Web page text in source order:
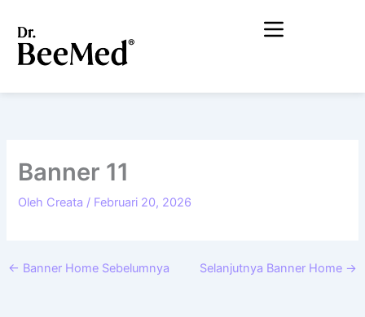
konten
Banner 11
Oleh Creata / Februari 20, 2026
← Banner Home Sebelumnya Selanjutnya Banner Home →